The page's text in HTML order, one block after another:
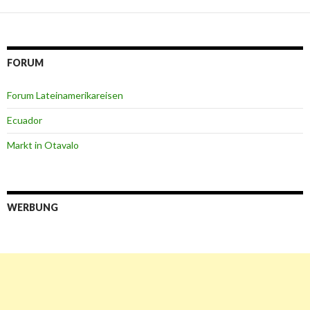
FORUM
Forum Lateinamerikareisen
Ecuador
Markt in Otavalo
WERBUNG